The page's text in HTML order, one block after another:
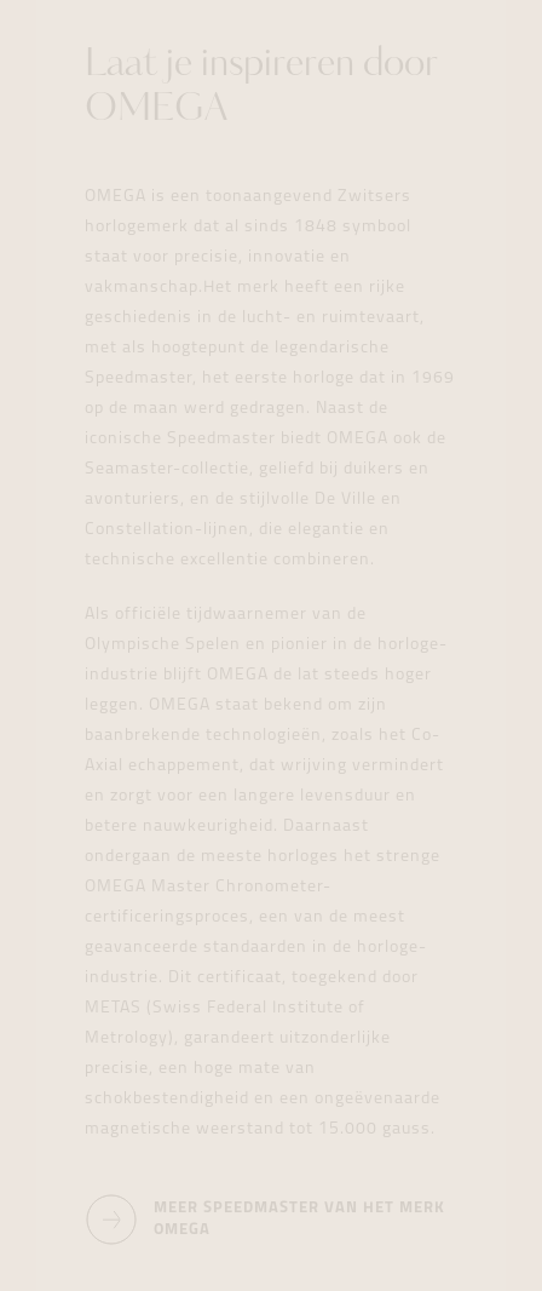
Laat je inspireren door
OMEGA
OMEGA is een toonaangevend Zwitsers
horlogemerk dat al sinds 1848 symbool
staat voor precisie, innovatie en
vakmanschap.Het merk heeft een rijke
geschiedenis in de lucht- en ruimtevaart,
met als hoogtepunt de legendarische
Speedmaster, het eerste horloge dat in 1969
op de maan werd gedragen. Naast de
iconische Speedmaster biedt OMEGA ook de
Seamaster-collectie, geliefd bij duikers en
avonturiers, en de stijlvolle De Ville en
Constellation-lijnen, die elegantie en
technische excellentie combineren.
Als officiële tijdwaarnemer van de
Olympische Spelen en pionier in de horloge-
industrie blijft OMEGA de lat steeds hoger
leggen. OMEGA staat bekend om zijn
baanbrekende technologieën, zoals het Co-
Axial echappement, dat wrijving vermindert
en zorgt voor een langere levensduur en
betere nauwkeurigheid. Daarnaast
ondergaan de meeste horloges het strenge
OMEGA Master Chronometer-
certificeringsproces, een van de meest
geavanceerde standaarden in de horloge-
industrie. Dit certificaat, toegekend door
METAS (Swiss Federal Institute of
Metrology), garandeert uitzonderlijke
precisie, een hoge mate van
schokbestendigheid en een ongeëvenaarde
magnetische weerstand tot 15.000 gauss.
MEER SPEEDMASTER VAN HET MERK
OMEGA